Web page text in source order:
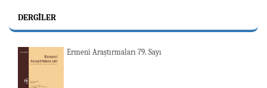
DERGILER
Ermeni Araştırmaları 79. Sayı